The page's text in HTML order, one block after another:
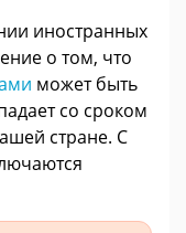
иностранных
о том, что
может быть
со сроком
стране. С